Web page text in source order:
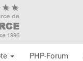
PHP-Forum